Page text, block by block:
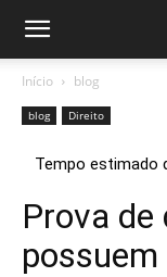
Início blog
blog Direito
Prova de